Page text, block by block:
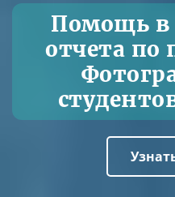
Помощь в
отчета по